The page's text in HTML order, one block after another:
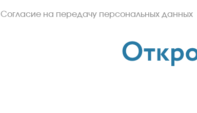
Согласие на передачу персональных данных